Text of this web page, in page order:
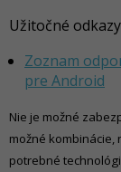
Užitočné
Zoznam
pre Android
Nie je možné
možné
potrebné